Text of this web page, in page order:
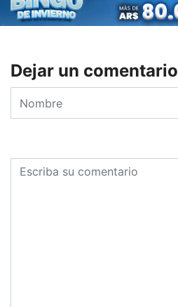
Dejar un comentario